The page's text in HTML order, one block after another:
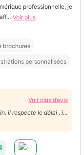
professionnelle, je
Voir plus
brochures
personnalisées
Voir plus d’avis
est structuré et archi-
Luca qui en plus de